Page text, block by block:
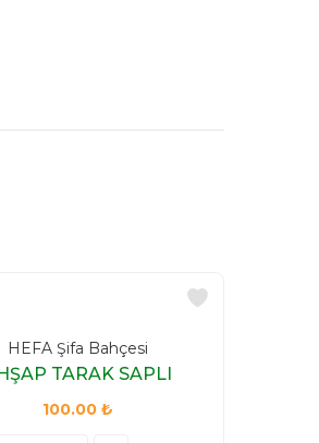
TARAK SAPLI
HEFA Şifa Bahçesi
100.00 ₺